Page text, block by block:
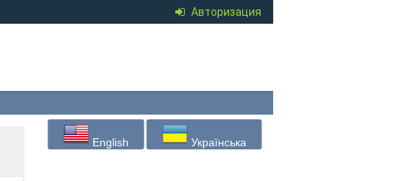
Авторизация
English Українська